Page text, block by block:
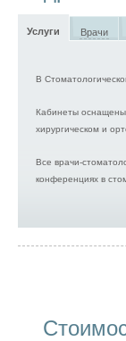
Услуги Врачи
В
Кабинеты оснащены современным импортным медицинским
Все врачи-стоматологи имеют высшую и первую
конференциях в